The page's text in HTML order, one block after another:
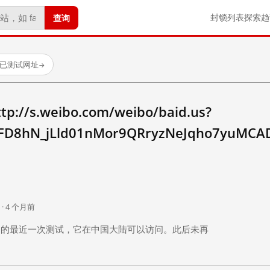
查询 封锁列表探索
测试网址→
s.weibo.com/weibo/baid.us?
4 个月前
最近一次测试，它在中国大陆可以访问。此后未再